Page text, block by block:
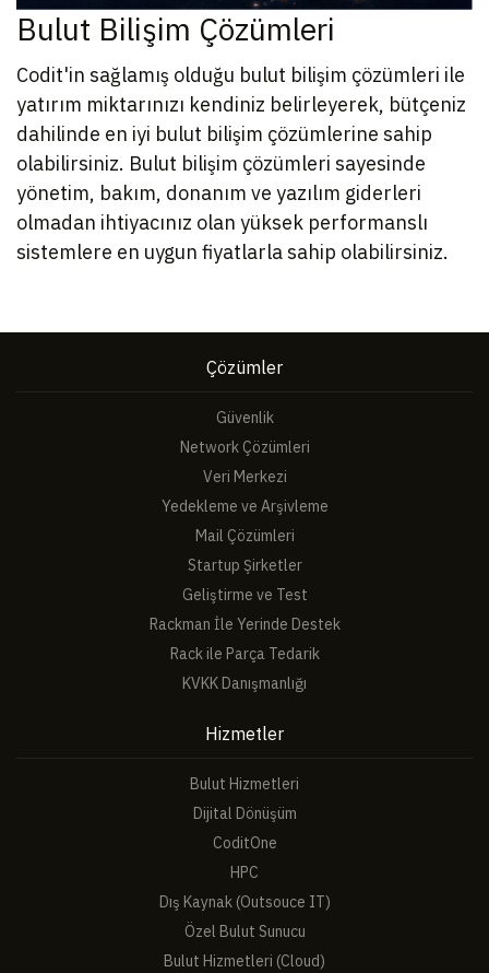
Bulut Bilişim Çözümleri
Codit'in sağlamış olduğu bulut bilişim çözümleri ile
yatırım miktarınızı kendiniz belirleyerek, bütçeniz
dahilinde en iyi bulut bilişim çözümlerine sahip
olabilirsiniz. Bulut bilişim çözümleri sayesinde
yönetim, bakım, donanım ve yazılım giderleri
olmadan ihtiyacınız olan yüksek performanslı
sistemlere en uygun fiyatlarla sahip olabilirsiniz.
Çözümler
Güvenlik
Network Çözümleri
Veri Merkezi
Yedekleme ve Arşivleme
Mail Çözümleri
Startup Şirketler
Geliştirme ve Test
Rackman İle Yerinde Destek
Rack ile Parça Tedarik
KVKK Danışmanlığı
Hizmetler
Bulut Hizmetleri
Dijital Dönüşüm
CoditOne
HPC
Dış Kaynak (Outsouce IT)
Özel Bulut Sunucu
Bulut Hizmetleri (Cloud)